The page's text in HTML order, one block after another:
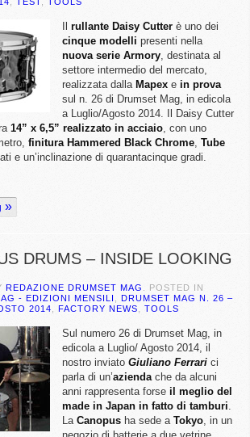
rullante Daisy Cutter è uno dei
cinque modelli presenti nella
nuova serie Armory, destinata al
settore intermedio del mercato,
realizzata dalla Mapex e in prova
sul n. 26 di Drumset Mag, in edicola
a Luglio/Agosto 2014. Il Daisy Cutter
14” x 6,5” realizzato in acciaio, con uno
finitura Hammered Black Chrome, Tube
e un’inclinazione di quarantacinque gradi.
DRUMS – INSIDE LOOKING
REDAZIONE DRUMSET MAG
. POSTED IN
- EDIZIONI MENSILI
DRUMSET MAG N. 26 –
2014
FACTORY NEWS TOOLS
Sul numero 26 di Drumset Mag, in
edicola a Luglio/ Agosto 2014, il
nostro inviato Giuliano Ferrari ci
parla di un’aziendache da alcuni
anni rappresenta forse il meglio del
made in Japan in fatto di tamburi.
La Canopus ha sede a Tokyo, in un